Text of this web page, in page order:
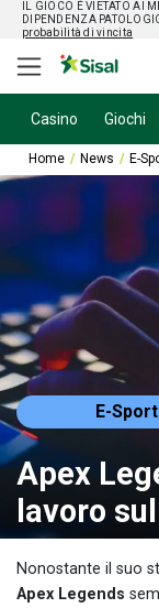
IL GIOCO È VIETATO AI
DIPENDENZA
probabilità di vincita
Casino Giochi
Home News E-
E-Sport
Apex
lavoro
Nonostante il suo
Apex Legends